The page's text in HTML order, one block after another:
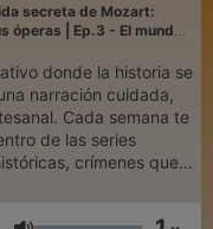
secreta de Mozart:
óperas | Ep.3 - El mundo
donde la historia se
narración cuidada,
te
de las series
crímenes que
misterios sin